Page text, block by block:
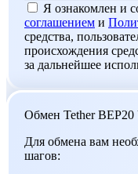
Я ознакомлен и
соглашением и
средства,
происхождения
за дальнейшее
Обмен Tether
Для обмена вам
шагов: